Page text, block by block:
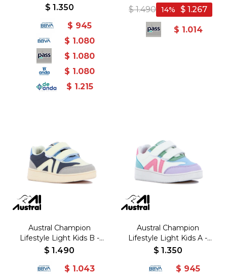
Marron/Gris - Marron-Gris
$ 1.350
$ 945
$ 1.080
$ 1.080
$ 1.080
$ 1.215
Beige/Naranja - Beige-
Naranja
$ 1.490 $ 1.267
14
$ 1.014
Austral Champion
Lifestyle Light Kids B -
Marino/Blanco - Marino-
$ 1.490
$ 1.043
Austral Champion
Lifestyle Light Kids A -
Blanco/Rosado - Blanco-
$ 1.350
$ 945